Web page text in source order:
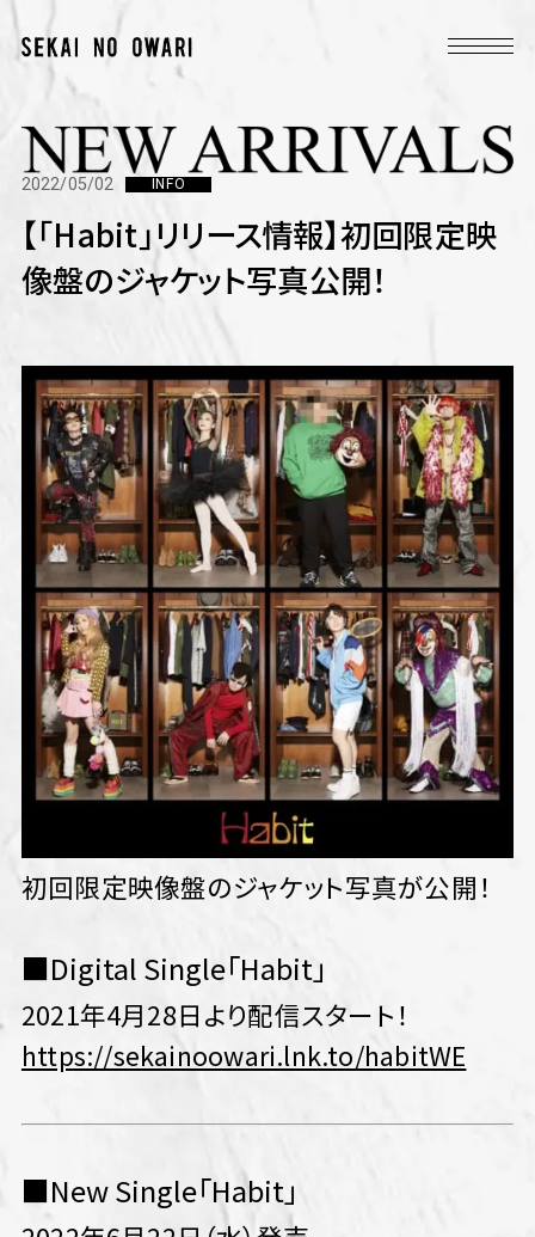
2022/05/02 INFO
【「Habit」リリース情報】初回限定映
像盤のジャケット写真公開！
初回限定映像盤のジャケット写真が公開！
■Digital Single「Habit」
2021年4月28日より配信スタート！
https://sekainoowari.lnk.to/habitWE
■New Single「Habit」